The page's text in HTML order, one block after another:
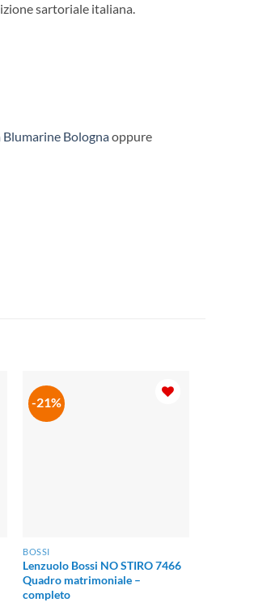
sartoriale italiana.
Blumarine Bolognaoppure
-21%
BOSSI
Lenzuolo Bossi NO STIRO 7466
Quadro matrimoniale –
completo